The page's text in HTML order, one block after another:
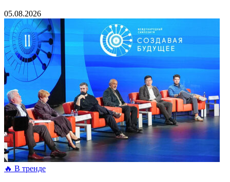
05.08.2026
🔥 В тренде